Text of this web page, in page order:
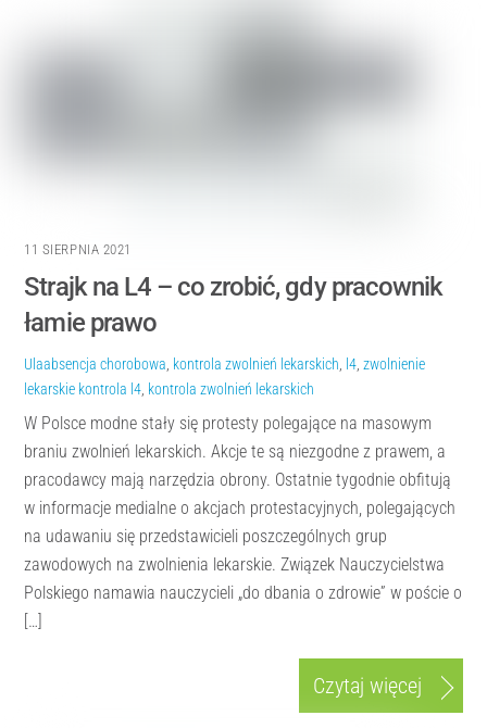
11 SIERPNIA 2021
Strajk na L4 – co zrobić, gdy pracownik
łamie prawo
Ulaabsencja chorobowa, kontrola zwolnień lekarskich, l4,zwolnienie
lekarskie kontrola l4, kontrola zwolnień lekarskich
W Polsce modne stały się protesty polegające na masowym
braniu zwolnień lekarskich. Akcje te są niezgodne z prawem, a
pracodawcy mają narzędzia obrony. Ostatnie tygodnie obfitują
w informacje medialne o akcjach protestacyjnych, polegających
na udawaniu się przedstawicieli poszczególnych grup
zawodowych na zwolnienia lekarskie. Związek Nauczycielstwa
Polskiego namawia nauczycieli „do dbania o zdrowie” w poście o
[…]
Czytaj więcej